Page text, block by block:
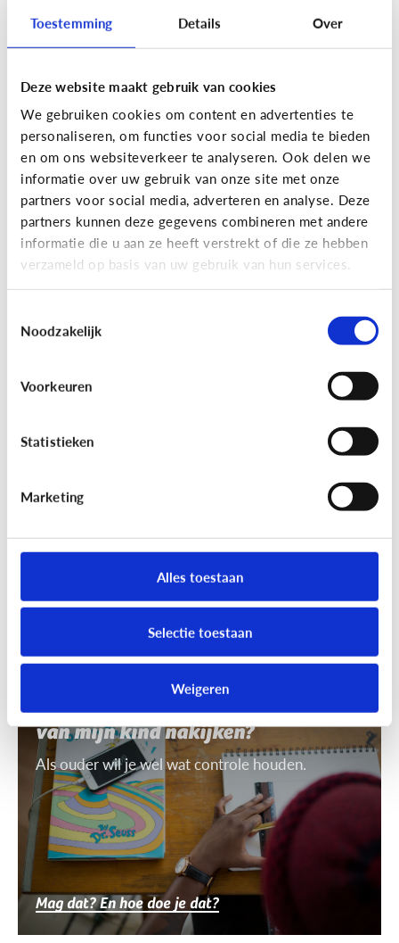
Toestemming Details Over
Deze website maakt gebruik van cookies
We gebruiken cookies om content en advertenties te
personaliseren, om functies voor social media te bieden
en om ons websiteverkeer te analyseren. Ook delen we
informatie over uw gebruik van onze site met onze
partners voor social media, adverteren en analyse. Deze
partners kunnen deze gegevens combineren met andere
informatie die u aan ze heeft verstrekt of die ze hebben
verzameld op basis van uw gebruik van hun services.
Noodzakelijk
Voorkeuren
Statistieken
Marketing
Alles toestaan
Selectie toestaan
Weigeren
Privacy
Moet ik aan mijn kind uitleggen
wat 'recht op afbeelding' is?
Staat jou kind stil bij het maken en verspreiden
van foto’s en filmpjes waar anderen op staan? Of
deelt jouw kind zomaar alles van iedereen op
Facebook of Snapchat?
Privacy
op afbeelding’ is
gebruiken. Daarvoor heb je toestemming nodig.
Mag ik de smartphone of tablet
van mijn kind nakijken?
Als ouder wil je wel wat controle houden.
Mag dat? En hoe doe je dat?